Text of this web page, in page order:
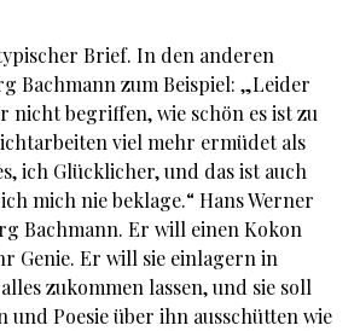
Brief. In den anderen
Bachmann zum Beispiel: „Leider
nicht begriffen, wie schön es ist zu
viel mehr ermüdet als
ich Glücklicher, und das ist auch
mich nie beklage.“ Hans Werner
Bachmann. Er will einen Kokon
Genie. Er will sie einlagern in
zukommen lassen, und sie soll
Poesie über ihn ausschütten wie